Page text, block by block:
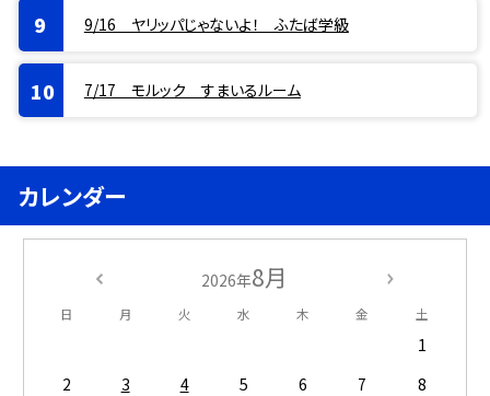
9/16 ヤリッパじゃないよ！ ふたば学級
7/17 モルック すまいるルーム
カレンダー
2026年8月
日 月 火 水 木 金 土
1
2
3 4 5 6 7
8